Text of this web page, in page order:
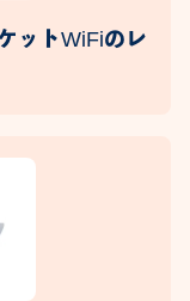
ットWiFiのレ